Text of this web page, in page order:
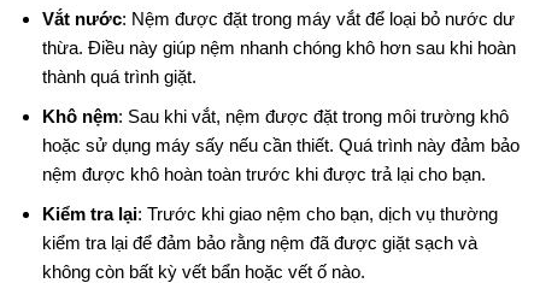
Vắt nước: Nệm được đặt trong máy vắt để loại bỏ nước dư
thừa. Điều này giúp nệm nhanh chóng khô hơn sau khi hoàn
thành quá trình giặt.
Khô nệm: Sau khi vắt, nệm được đặt trong môi trường khô
hoặc sử dụng máy sấy nếu cần thiết. Quá trình này đảm bảo
nệm được khô hoàn toàn trước khi được trả lại cho bạn.
Kiểm tra lại: Trước khi giao nệm cho bạn, dịch vụ thường
kiểm tra lại để đảm bảo rằng nệm đã được giặt sạch và
không còn bất kỳ vết bẩn hoặc vết ố nào.